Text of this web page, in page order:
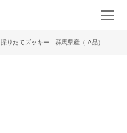
採りたてズッキーニ群馬県産（ A品）